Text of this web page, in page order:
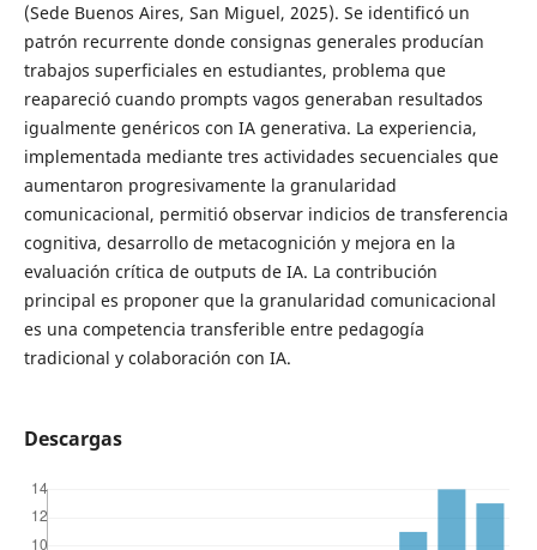
(Sede Buenos Aires, San Miguel, 2025). Se identificó un
patrón recurrente donde consignas generales producían
trabajos superficiales en estudiantes, problema que
reapareció cuando prompts vagos generaban resultados
igualmente genéricos con IA generativa. La experiencia,
implementada mediante tres actividades secuenciales que
aumentaron progresivamente la granularidad
comunicacional, permitió observar indicios de transferencia
cognitiva, desarrollo de metacognición y mejora en la
evaluación crítica de outputs de IA. La contribución
principal es proponer que la granularidad comunicacional
es una competencia transferible entre pedagogía
tradicional y colaboración con IA.
Descargas